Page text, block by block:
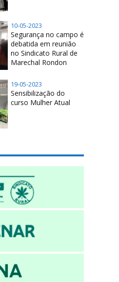
10-05-2023
Segurança no campo é
debatida em reunião
no Sindicato Rural de
Marechal Rondon
19-05-2023
Sensibilização do
curso Mulher Atual